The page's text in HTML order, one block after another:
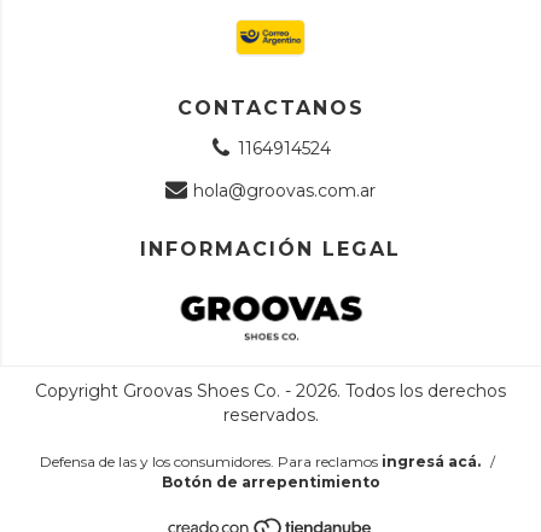
CONTACTANOS
1164914524
hola@groovas.com.ar
INFORMACIÓN LEGAL
Copyright Groovas Shoes Co. - 2026. Todos los derechos
reservados.
Defensa de las y los consumidores. Para reclamos ingresá acá. /
Botón de arrepentimiento